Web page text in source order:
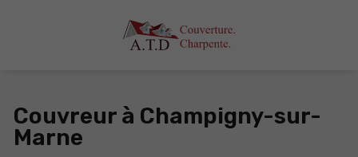
Couvreur à Champigny-sur-
Marne